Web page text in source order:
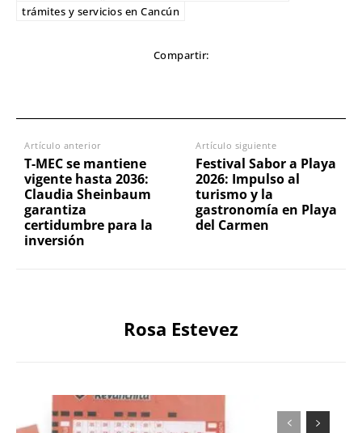
trámites y servicios en Cancún
Compartir:
Artículo anterior
T-MEC se mantiene
vigente hasta 2036:
Claudia Sheinbaum
garantiza
certidumbre para la
inversión
Artículo siguiente
Festival Sabor a Playa
2026: Impulso al
turismo y la
gastronomía en Playa
del Carmen
Rosa Estevez